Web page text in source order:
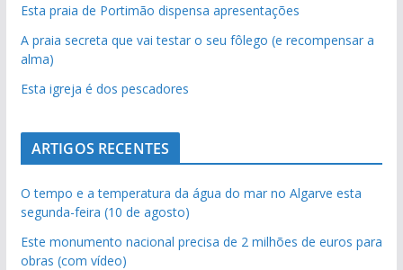
Esta praia de Portimão dispensa apresentações
A praia secreta que vai testar o seu fôlego (e recompensar a
alma)
Esta igreja é dos pescadores
ARTIGOS RECENTES
O tempo e a temperatura da água do mar no Algarve esta
segunda-feira (10 de agosto)
Este monumento nacional precisa de 2 milhões de euros para
obras (com vídeo)